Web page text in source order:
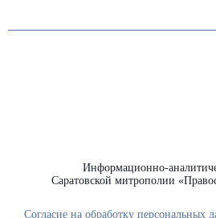
Информационно-
Саратовской митрополии
Согласие на обработку персональных